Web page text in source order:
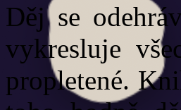
Děj se
vykresluje
propletené.